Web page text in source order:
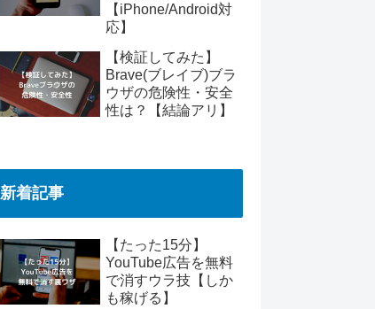
【iPhone/Android対
応】
【検証してみた】
Brave(ブレイブ)ブラ
ウザの危険性・安全
性は？【結論アリ】
新着記事
【たった15分】
YouTube広告を無料
で消すウラ技【しか
も稼げる】